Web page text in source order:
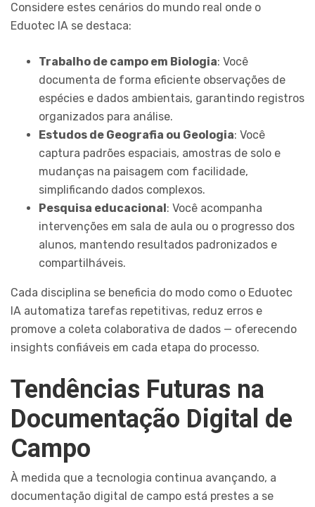
Considere estes cenários do mundo real onde o
Eduotec IA se destaca:
Trabalho de campo em Biologia: Você
documenta de forma eficiente observações de
espécies e dados ambientais, garantindo registros
organizados para análise.
Estudos de Geografia ou Geologia: Você
captura padrões espaciais, amostras de solo e
mudanças na paisagem com facilidade,
simplificando dados complexos.
Pesquisa educacional : Você acompanha
intervenções em sala de aula ou o progresso dos
alunos, mantendo resultados padronizados e
compartilháveis.
Cada disciplina se beneficia do modo como o Eduotec
IA automatiza tarefas repetitivas, reduz erros e
promove a coleta colaborativa de dados — oferecendo
insights confiáveis em cada etapa do processo.
Tendências Futuras na
Documentação Digital de
Campo
À medida que a tecnologia continua avançando, a
documentação digital de campo está prestes a se